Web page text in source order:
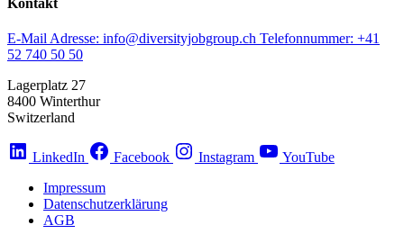
E-Mail Adresse: info@diversityjobgroup.ch Telefonnummer: +41
52 740 50 50
Lagerplatz 27
8400 Winterthur
Switzerland
LinkedIn Facebook Instagram
YouTube
Impressum
Datenschutzerklärung
AGB